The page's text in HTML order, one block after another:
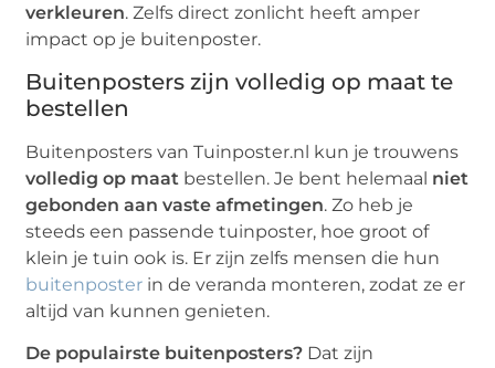
verkleuren. Zelfs direct zonlicht heeft amper
impact op je buitenposter.
Buitenposters zijn volledig op maat te
bestellen
Buitenposters van Tuinposter.nl kun je trouwens
volledig op maat bestellen. Je bent helemaal niet
gebonden aan vaste afmetingen. Zo heb je
steeds een passende tuinposter, hoe groot of
klein je tuin ook is. Er zijn zelfs mensen die hun
buitenposter in de veranda monteren, zodat ze er
altijd van kunnen genieten.
De populairste buitenposters? Dat zijn